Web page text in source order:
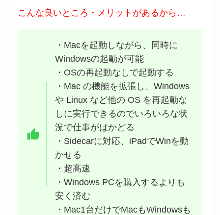
こんな良いところ・メリットがあるから…
・Macを起動しながら、同時に
Windowsの起動が可能
・OSの再起動なしで起動する
・Mac の機能を拡張し、Windows
や Linux など他の OS を再起動な
しに実行できるのでいろいろな状
況で仕事がはかどる
・Sidecarに対応、iPadでWinを動
かせる
・超高速
・Windows PCを購入するよりも
安く済む
・Mac1台だけでMacもWindowsも